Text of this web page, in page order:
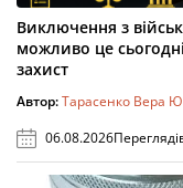
Виключення з
можливо це
захист
Автор:Тарасенко Вера
06.08.2026